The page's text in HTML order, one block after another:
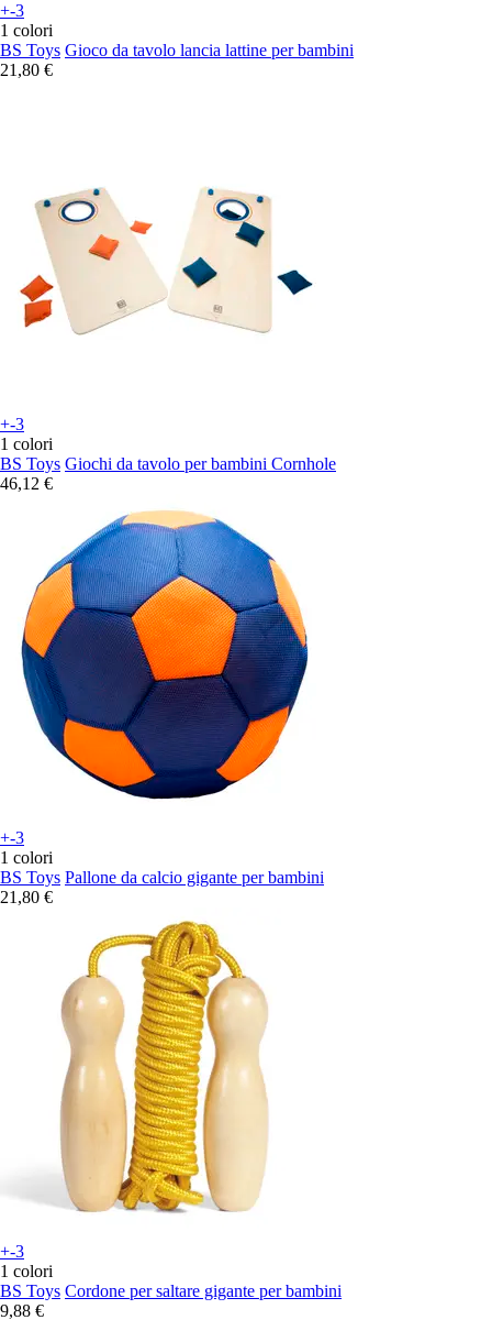
+-3
1 colori
BS Toys Gioco da tavolo lancia lattine per bambini
21,80 €
+-3
1 colori
BS Toys Giochi da tavolo per bambini Cornhole
46,12 €
+-3
1 colori
BS Toys Pallone da calcio gigante per bambini
21,80 €
+-3
1 colori
BS Toys Cordone per saltare gigante per bambini
9,88 €